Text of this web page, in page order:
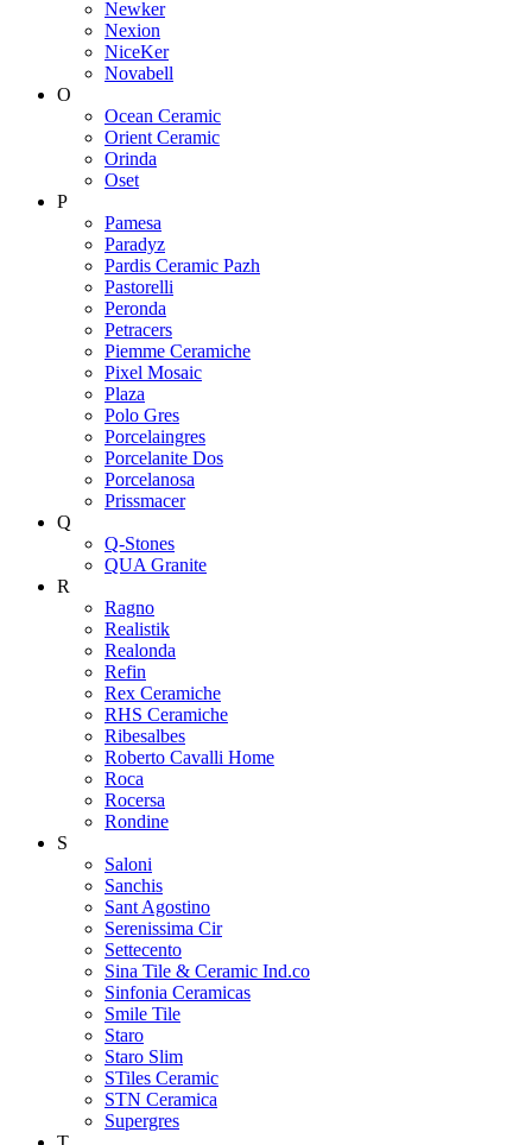
Newker
Nexion
NiceKer
Novabell
O
Ocean Ceramic
Orient Ceramic
Orinda
Oset
P
Pamesa
Paradyz
Pardis Ceramic Pazh
Pastorelli
Peronda
Petracers
Piemme Ceramiche
Pixel Mosaic
Plaza
Polo Gres
Porcelaingres
Porcelanite Dos
Porcelanosa
Prissmacer
Q
Q-Stones
QUA Granite
R
Ragno
Realistik
Realonda
Refin
Rex Ceramiche
RHS Ceramiche
Ribesalbes
Roberto Cavalli Home
Roca
Rocersa
Rondine
S
Saloni
Sanchis
Sant Agostino
Serenissima Cir
Settecento
Sina Tile & Ceramic Ind.co
Sinfonia Ceramicas
Smile Tile
Staro
Staro Slim
STiles Ceramic
STN Ceramica
Supergres